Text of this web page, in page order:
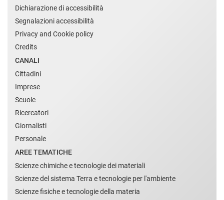
Dichiarazione di accessibilità
Segnalazioni accessibilità
Privacy and Cookie policy
Credits
CANALI
Cittadini
Imprese
Scuole
Ricercatori
Giornalisti
Personale
AREE TEMATICHE
Scienze chimiche e tecnologie dei materiali
Scienze del sistema Terra e tecnologie per l'ambiente
Scienze fisiche e tecnologie della materia